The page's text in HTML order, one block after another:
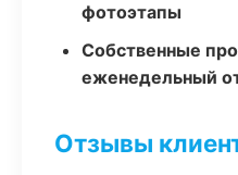
фотоэтапы
Собственные
еженедельный
Отзывы